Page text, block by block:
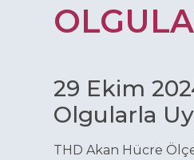
29 Ekim
Olgularla
THD Akan Hücre